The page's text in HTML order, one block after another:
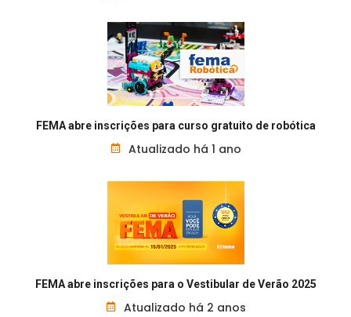
FEMA abre inscrições para curso gratuito de robótica
Atualizado há 1 ano
FEMA abre inscrições para o Vestibular de Verão 2025
Atualizado há 2 anos